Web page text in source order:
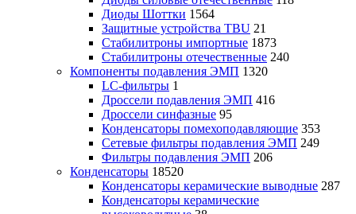
Диоды Шоттки 1564
Защитные устройства TBU 21
Стабилитроны импортные 1873
Стабилитроны отечественные 240
Компоненты подавления ЭМП 1320
LC-фильтры 1
Дроссели подавления ЭМП 416
Дроссели синфазные 95
Конденсаторы помехоподавляющие 353
Сетевые фильтры подавления ЭМП 249
Фильтры подавления ЭМП 206
Конденсаторы 18520
Конденсаторы керамические выводные 287
Конденсаторы керамические